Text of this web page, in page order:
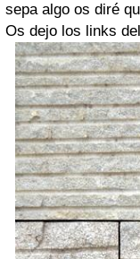
sepa algo os diré
Os dejo los links del